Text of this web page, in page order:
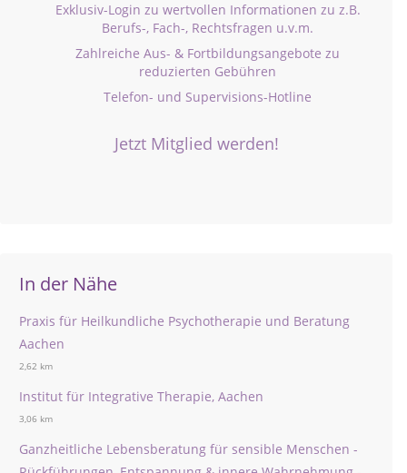
Exklusiv-Login zu wertvollen Informationen zu z.B.
Berufs-, Fach-, Rechtsfragen u.v.m.
Zahlreiche Aus- & Fortbildungsangebote zu
reduzierten Gebühren
Telefon- und Supervisions-Hotline
Jetzt Mitglied werden!
In der Nähe
Praxis für Heilkundliche Psychotherapie und Beratung
Aachen
2,62 km
Institut für Integrative Therapie, Aachen
3,06 km
Ganzheitliche Lebensberatung für sensible Menschen -